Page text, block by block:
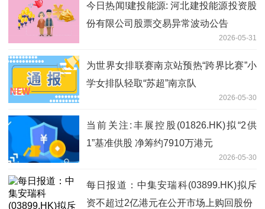
今日热闻!建投能源: 河北建投能源投资股
份有限公司股票交易异常波动公告
2026-05-31
为世界女排联赛南京站预热“跨界比赛”小
学女排队轻取“苏超”南京队
2026-05-30
当前关注:丰展控股(01826.HK)拟“2供
1”基准供股 净筹约7910万港元
2026-05-30
每日报道：中集安瑞科(03899.HK)拟斥
资不超过2亿港元在公开市场上购回股份